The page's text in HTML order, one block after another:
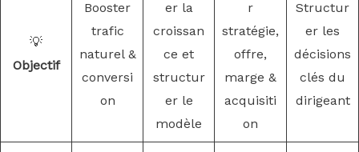
💡
Objectif
Booster
trafic
naturel &
conversi
on
er la
croissan
ce et
structur
er le
modèle
r
stratégie,
offre,
marge &
acquisiti
on
Structur
er les
décisions
clés du
dirigeant